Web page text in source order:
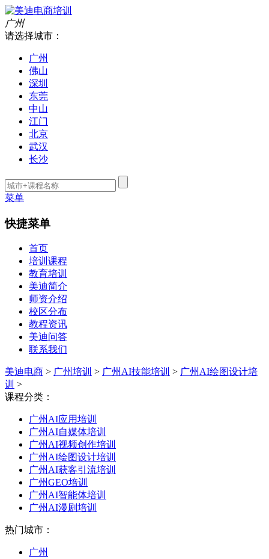
广州
请选择城市：
广州
佛山
深圳
东莞
中山
江门
北京
武汉
长沙
菜单
快捷菜单
首页
培训课程
教育培训
美迪简介
师资介绍
校区分布
教程资讯
美迪问答
联系我们
美迪电商 > 广州培训 > 广州AI技能培训 > 广州AI绘图设计培
训 >
课程分类：
广州AI应用培训
广州AI自媒体培训
广州AI视频创作培训
广州AI绘图设计培训
广州AI获客引流培训
广州GEO培训
广州AI智能体培训
广州AI漫剧培训
热门城市：
广州